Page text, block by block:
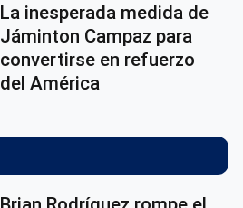
La inesperada medida de
Jáminton Campaz para
convertirse en refuerzo
del América